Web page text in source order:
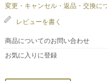
変更・キャンセル・返品・交換に
レビューを書く
商品についてのお問い合わせ
お気に入りに登録